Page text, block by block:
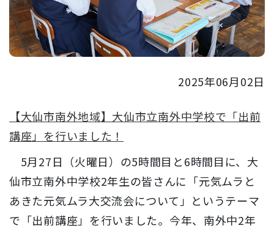
2025年06月02日
【大仙市南外地域】大仙市立南外中学校で「出前
講座」を行いました！
5月27日（火曜日）の5時間目と6時間目に、大
仙市立南外中学校2年生の皆さんに「元気ムラと
あきた元気ムラ大交流会について」というテーマ
で「出前講座」を行いました。今年、南外中2年